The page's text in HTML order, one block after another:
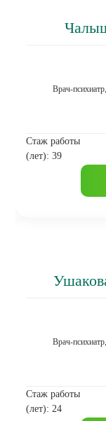
Врач-
Стаж работы
(лет): 39
Врач-
Стаж работы
(лет): 24